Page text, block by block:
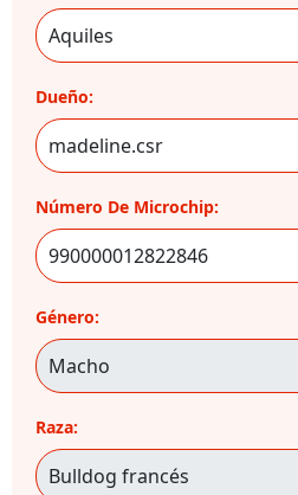
Dueño:
Número De Microchip:
Género:
Raza: